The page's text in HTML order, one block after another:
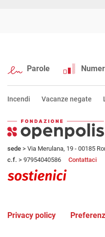
Parole
Incendi Vacanze negate
sede > Via Merulana, 19 - 00185
c.f. > 97954040586 Contattaci
Privacy policy